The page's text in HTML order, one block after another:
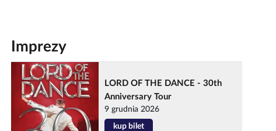
Imprezy
LORD OF THE DANCE - 30th
Anniversary Tour
9 grudnia 2026
kup bilet